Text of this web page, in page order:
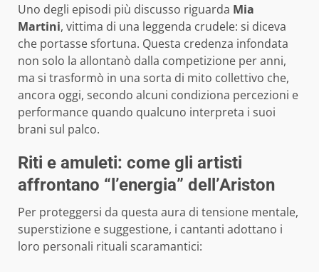
Uno degli episodi più discusso riguarda Mia
Martini, vittima di una leggenda crudele: si diceva
che portasse sfortuna. Questa credenza infondata
non solo la allontanò dalla competizione per anni,
ma si trasformò in una sorta di mito collettivo che,
ancora oggi, secondo alcuni condiziona percezioni e
performance quando qualcuno interpreta i suoi
brani sul palco.
Riti e amuleti: come gli artisti
affrontano “l’energia” dell’Ariston
Per proteggersi da questa aura di tensione mentale,
superstizione e suggestione, i cantanti adottano i
loro personali rituali scaramantici: